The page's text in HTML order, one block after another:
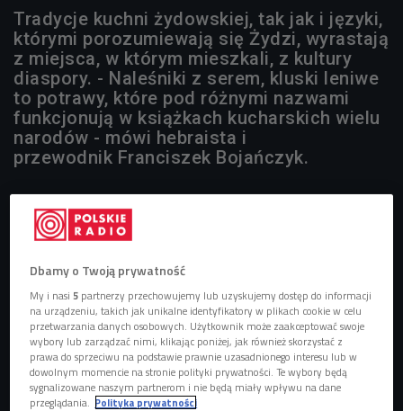
Tradycje kuchni żydowskiej, tak jak i języki,
którymi porozumiewają się Żydzi, wyrastają
z miejsca, w którym mieszkali, z kultury
diaspory. - Naleśniki z serem, kluski leniwe
to potrawy, które pod różnymi nazwami
funkcjonują w książkach kucharskich wielu
narodów - mówi hebraista i
przewodnik Franciszek Bojańczyk.
Dbamy o Twoją prywatność
My i nasi5 partnerzy przechowujemy lub uzyskujemy dostęp do informacji
na urządzeniu, takich jak unikalne identyfikatory w plikach cookie w celu
przetwarzania danych osobowych. Użytkownik może zaakceptować swoje
wybory lub zarządzać nimi, klikając poniżej, jak również skorzystać z
prawa do sprzeciwu na podstawie prawnie uzasadnionego interesu lub w
dowolnym momencie na stronie polityki prywatności. Te wybory będą
sygnalizowane naszym partnerom i nie będą miały wpływu na dane
przeglądania. Polityka prywatności